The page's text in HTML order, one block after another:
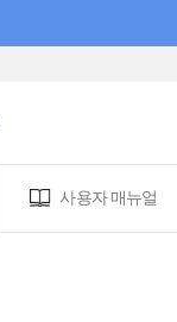
사용자 매뉴얼